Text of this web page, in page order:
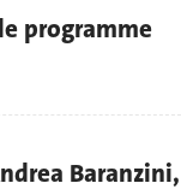
programme
Baranzini,